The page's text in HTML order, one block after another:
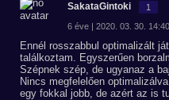
SakataGintoki 1
6 éve | 2020. 03. 30.
Ennél rosszabbul optimalizált
találkoztam. Egyszerűen
Szépnek szép, de ugyanaz a
Nincs megfelelően
egy fokkal jobb, de azért az is